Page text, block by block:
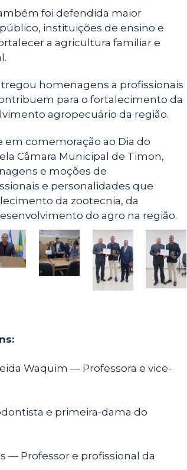
foi defendida maior
instituições de ensino e
a agricultura familiar e
homenagens a profissionais
para o fortalecimento da
agropecuário da região.
em comemoração ao Dia do
Câmara Municipal de Timon,
e moções de
e personalidades que
da zootecnia, da
do agro na região.
Waquim — Professora e vice-
e primeira-dama do
— Professor e profissional da